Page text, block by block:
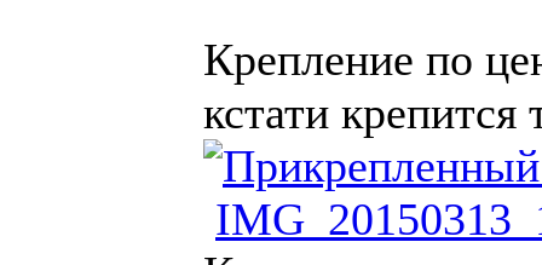
Крепление по
кстати крепится